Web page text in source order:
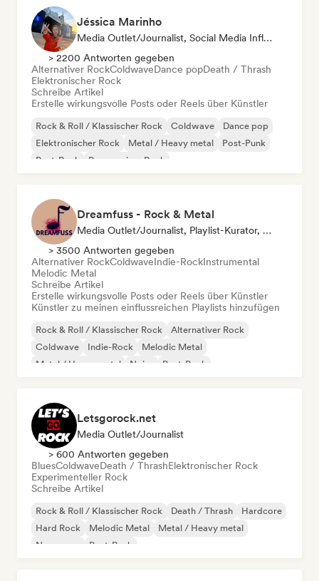
Jéssica Marinho
Media Outlet/Journalist, Social Media Influencer
> 2200 Antworten gegeben
Alternativer RockColdwaveDance popDeath / Thrash
Elektronischer Rock
Schreibe Artikel
Erstelle wirkungsvolle Posts oder Reels über Künstler
Rock & Roll / Klassischer Rock Coldwave
Dance pop
Elektronischer Rock
Metal / Heavy metal
Post-Punk
Post-Rock
Progressiver Rock
Dreamfuss - Rock & Metal
Media Outlet/Journalist, Playlist-Kurator, Social Media Influencer
> 3500 Antworten gegeben
Alternativer RockColdwaveIndie-RockInstrumental
Melodic Metal
Schreibe Artikel
Erstelle wirkungsvolle Posts oder Reels über Künstler
Künstler zu meinen einflussreichen Playlists hinzufügen
Rock & Roll / Klassischer Rock
Alternativer Rock
Coldwave
Indie-Rock
Melodic Metal
Metal / Heavy metal
Noise Post-Rock
Letsgorock.net
Media Outlet/Journalist
> 600 Antworten gegeben
BluesColdwaveDeath / ThrashElektronischer Rock
Experimenteller Rock
Schreibe Artikel
Rock & Roll / Klassischer Rock Death / Thrash
Hardcore
Hard Rock
Melodic Metal
Metal / Heavy metal
New wave
Post-Punk